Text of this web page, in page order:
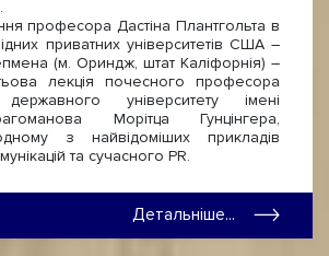
професора Дастіна Плантгольта в
приватних університетів США –
(м. Ориндж, штат Каліфорнія) –
лекція почесного професора
державного університету імені
Морітца Гунцінгера,
з найвідоміших прикладів
та сучасного PR.
Детальніше...